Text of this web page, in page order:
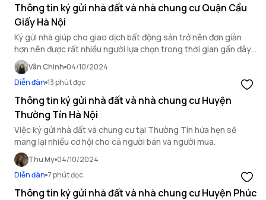
Thông tin ký gửi nhà đất và nhà chung cư Quận Cầu
Giấy Hà Nội
Ký gửi nhà giúp cho giao dịch bất động sản trở nên đơn giản
hơn nên được rất nhiều người lựa chọn trong thời gian gần đây.
Cập nhập ngay thông tin ký gửi nhà đất và nhà chung cư tại
quận Cầu Giấy Hà Nội trong bài viết này.
Vân Chinh 04/10/2024
Diễn đàn 13 phút đọc
Thông tin ký gửi nhà đất và nhà chung cư Huyện
Thường Tín Hà Nội
Việc ký gửi nhà đất và chung cư tại Thường Tín hứa hẹn sẽ
mang lại nhiều cơ hội cho cả người bán và người mua.
Thu My 04/10/2024
Diễn đàn 7 phút đọc
Thông tin ký gửi nhà đất và nhà chung cư Huyện Phúc